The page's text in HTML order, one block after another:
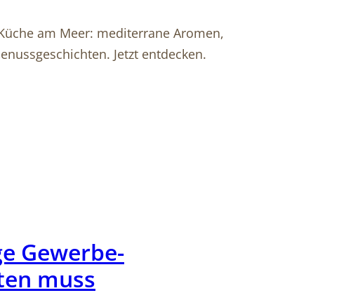
am Meer: mediterrane Aromen,
Jetzt entdecken.
Gewerbe-
muss